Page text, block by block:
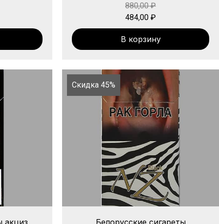
880,00₽
484,00 ₽
В корзину
акциз
Скидка 45%
Белорусские сигареты